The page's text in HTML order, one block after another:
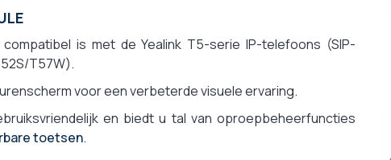
is met de Yealink T5-serie IP-telefoons (SIP-
T57W).
voor een verbeterde visuele ervaring.
en biedt u tal van oproepbeheerfuncties
toetsen.